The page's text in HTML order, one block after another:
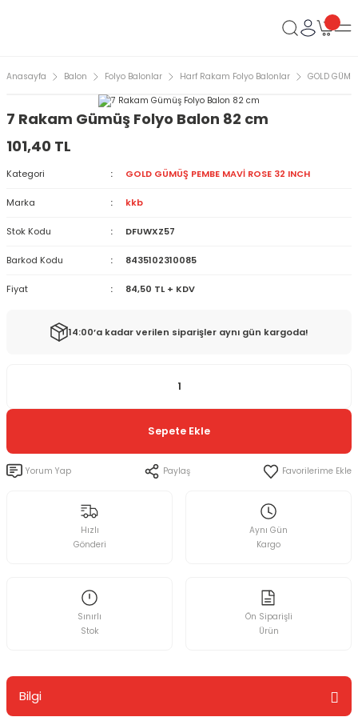
Anasayfa Balon Folyo Balonlar Harf Rakam Folyo Balonlar GOLD
7 Rakam Gümüş Folyo Balon 82 cm
101,40 TL
Kategori GOLD GÜMÜŞ PEMBE MAVİ ROSE 32 INCH
Marka kkb
Stok Kodu DFUWXZ57
Barkod Kodu 8435102310085
Fiyat 84,50 TL + KDV
14:00’a kadar verilen siparişler aynı gün kargoda!
Sepete Ekle
Yorum Yap Paylaş
Hızlı
Gönderi
Aynı Gün
Kargo
Sınırlı
Stok
Ön Siparişli
Ürün
Bilgi